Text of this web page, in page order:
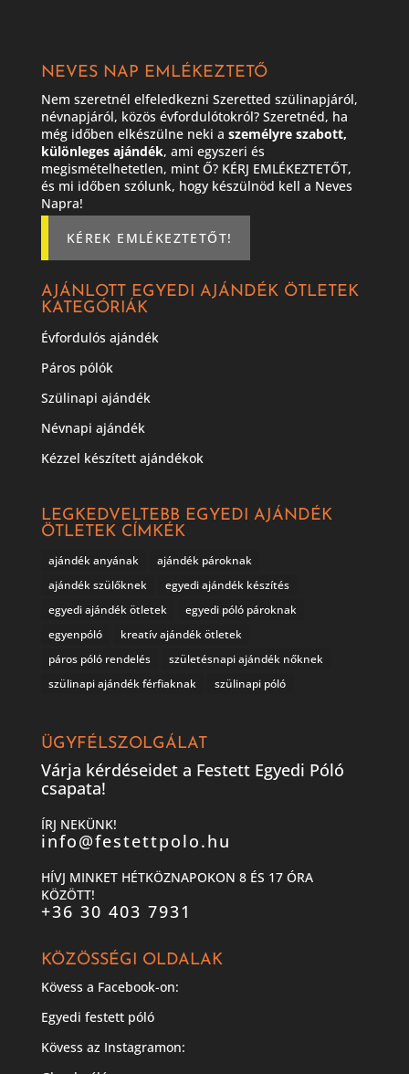
NEVES NAP EMLÉKEZTETŐ
Nem szeretnél elfeledkezni Szeretted szülinapjáról,
névnapjáról, közös évfordulótokról? Szeretnéd, ha
még időben elkészülne neki a személyre szabott,
különleges ajándék, ami egyszeri és
megismételhetetlen, mint Ő? KÉRJ EMLÉKEZTETŐT,
és mi időben szólunk, hogy készülnöd kell a Neves
Napra!
KÉREK EMLÉKEZTETŐT!
AJÁNLOTT EGYEDI AJÁNDÉK ÖTLETEK
KATEGÓRIÁK
Évfordulós ajándék
Páros pólók
Szülinapi ajándék
Névnapi ajándék
Kézzel készített ajándékok
LEGKEDVELTEBB EGYEDI AJÁNDÉK
ÖTLETEK CÍMKÉK
ajándék anyának
ajándék pároknak
ajándék szülőknek
egyedi ajándék készítés
egyedi ajándék ötletek
egyedi póló pároknak
egyenpóló
kreatív ajándék ötletek
páros póló rendelés
születésnapi ajándék nőknek
szülinapi ajándék férfiaknak
szülinapi póló
ÜGYFÉLSZOLGÁLAT
Várja kérdéseidet a Festett Egyedi Póló
csapata!
ÍRJ NEKÜNK!
info@festettpolo.hu
HÍVJ MINKET HÉTKÖZNAPOKON 8 ÉS 17 ÓRA
KÖZÖTT!
+36 30 403 7931
KÖZÖSSÉGI OLDALAK
Kövess a Facebook-on:
Egyedi festett póló
Kövess az Instagramon: